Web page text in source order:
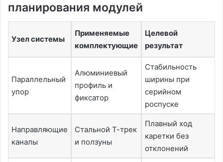
планирования модулей
Узел системы
Применяемые
комплектующие
Целевой
результат
Параллельный
упор
Алюминиевый
профиль и
фиксатор
Стабильность
ширины при
серийном
роспуске
Направляющие
каналы
Стальной Т-трек
и ползуны
Плавный ход
каретки без
отклонений